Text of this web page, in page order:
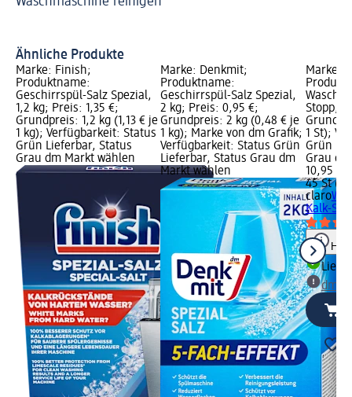
Ähnliche Produkte
Marke: Finish;
Produktname:
Geschirrspül-Salz Spezial,
1,2 kg; Preis: 1,35 €;
Grundpreis: 1,2 kg (1,13 € je
1 kg); Verfügbarkeit: Status
Grün Lieferbar, Status
Grau dm Markt wählen
Marke: Denkmit;
Produktname:
Geschirrspül-Salz Spezial,
2 kg; Preis: 0,95 €;
Grundpreis: 2 kg (0,48 € je
1 kg); Marke von dm Grafik;
Verfügbarkeit: Status Grün
Lieferbar, Status Grau dm
Markt wählen
Marke:
Stopp,
1 St);
Grün
Grau
10,95 €
45 St
claro
Kalk-
dm